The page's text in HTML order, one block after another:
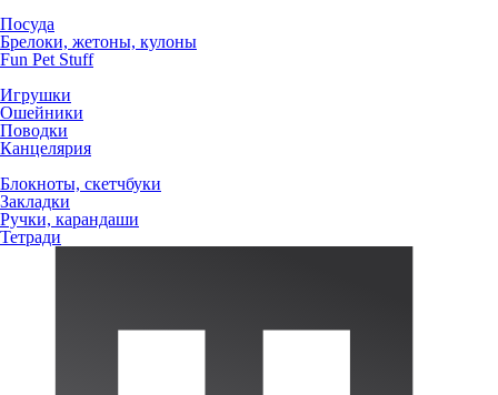
Посуда
Брелоки, жетоны, кулоны
Fun Pet Stuff
Игрушки
Ошейники
Поводки
Канцелярия
Блокноты, скетчбуки
Закладки
Ручки, карандаши
Тетради